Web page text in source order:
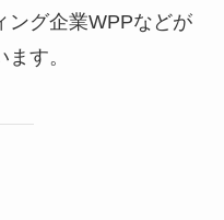
ング企業WPPなどが
す。